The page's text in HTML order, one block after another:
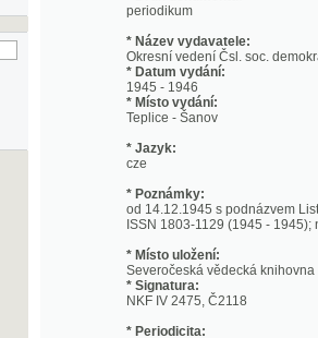
* Název vydavatele:
Okresní vedení Čsl. soc. demokracie
* Datum vydání:
1945 - 1946
* Místo vydání:
Teplice - Šanov
* Jazyk:
* Poznámky:
od 14.12.1945 s podnázvem List
* Místo uložení:
Severočeská vědecká knihovna v Ústí
* Signatura:
* Periodicita:
týdně